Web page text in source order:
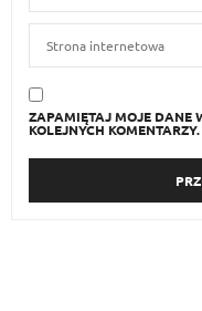
ZAPAMIĘTAJ MOJE DANE
KOLEJNYCH KOMENTARZY.